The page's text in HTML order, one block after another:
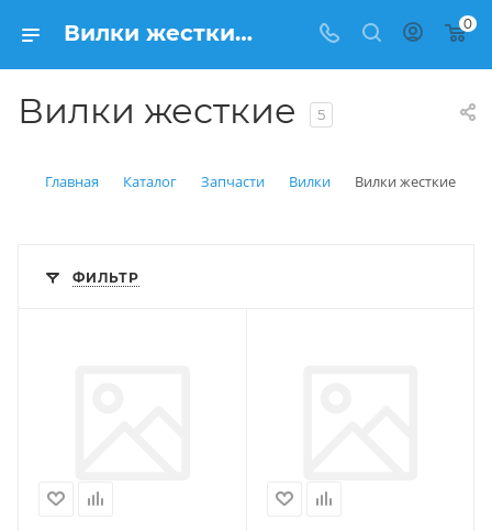
Вилки жесткие купить в Балашихе: цена от 1000 рублей | Интернет магазин Вело150 0
Вилки жесткие 5
Главная Каталог Запчасти Вилки Вилки жесткие
ФИЛЬТР